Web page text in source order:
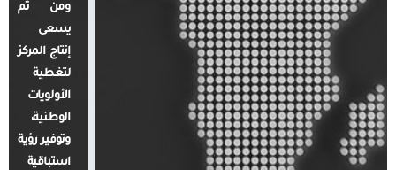
ومن ثم
يسعى
إنتاج المركز
لتغطية
الأولويات
الوطنية،
وتوفير رؤية
استباقية